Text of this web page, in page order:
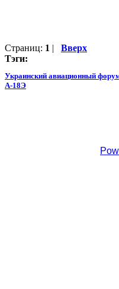
Страниц: 1 | Вверх
Тэги:
Украинский авиационный
А-18Э